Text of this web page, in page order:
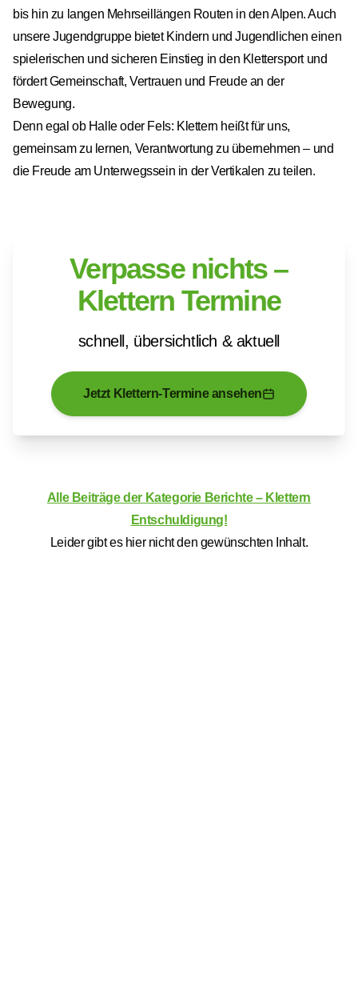
bis hin zu langen Mehrseillängen Routen in den Alpen. Auch
unsere Jugendgruppe bietet Kindern und Jugendlichen einen
spielerischen und sicheren Einstieg in den Klettersport und
fördert Gemeinschaft, Vertrauen und Freude an der
Bewegung.
Denn egal ob Halle oder Fels: Klettern heißt für uns,
gemeinsam zu lernen, Verantwortung zu übernehmen – und
die Freude am Unterwegssein in der Vertikalen zu teilen.
Verpasse nichts –
Klettern Termine
schnell, übersichtlich & aktuell
Jetzt Klettern-Termine ansehen
Alle Beiträge der Kategorie Berichte – Klettern
Entschuldigung!
Leider gibt es hier nicht den gewünschten Inhalt.